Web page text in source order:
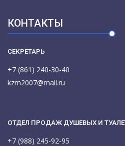
КОНТАКТЫ
СЕКРЕТАРЬ
+7 (861) 240-30-40
kzm2007@mail.ru
ОТДЕЛ ПРОДАЖ ДУШЕВЫХ И
+7 (988) 245-92-95